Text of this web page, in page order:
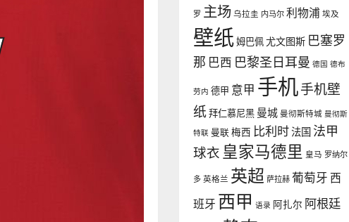
罗 主场 乌拉圭 内马尔 利物浦 埃及
壁纸姆巴佩尤文图斯 巴塞罗
那 巴西 巴黎圣日耳曼 德国 德布
劳内 德甲 意甲 手机手机壁
纸拜仁慕尼黑 曼城 曼彻斯特城 曼彻斯
特联 曼联梅西 比利时法国 法甲
球衣 皇家马德里 皇马 罗纳尔
多 英格兰 英超 萨拉赫 葡萄牙 西
班牙 西甲 语录 阿扎尔 阿根廷